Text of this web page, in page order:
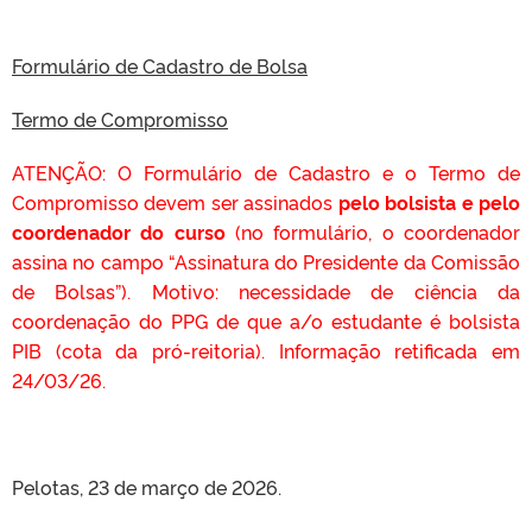
Formulário de Cadastro de Bolsa
Termo de Compromisso
ATENÇÃO: O Formulário de Cadastro e o Termo de
Compromisso devem ser assinados pelo bolsista e pelo
coordenador do curso(no formulário, o coordenador
assina no campo “Assinatura do Presidente da Comissão
de Bolsas”). Motivo: necessidade de ciência da
coordenação do PPG de que a/o estudante é bolsista
PIB (cota da pró-reitoria). Informação retificada em
24/03/26.
Pelotas, 23 de março de 2026.